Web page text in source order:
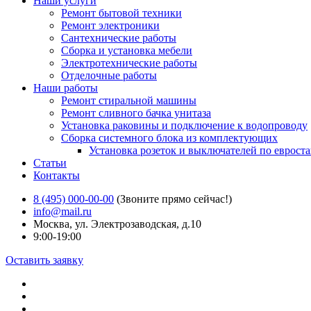
Ремонт бытовой техники
Ремонт электроники
Сантехнические работы
Сборка и установка мебели
Электротехнические работы
Отделочные работы
Наши работы
Ремонт стиральной машины
Ремонт сливного бачка унитаза
Установка раковины и подключение к водопроводу
Сборка системного блока из комплектующих
Установка розеток и выключателей по
Статьи
Контакты
8 (495) 000-00-00 (Звоните прямо сейчас!)
info@mail.ru
Москва, ул. Электрозаводская, д.10
9:00-19:00
Оставить заявку